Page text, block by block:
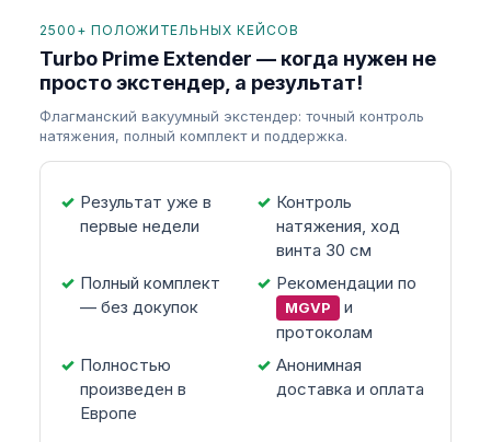
2500+ ПОЛОЖИТЕЛЬНЫХ КЕЙСОВ
Turbo Prime Extender — когда нужен не
просто экстендер, а результат!
Флагманский вакуумный экстендер: точный контроль
натяжения, полный комплект и поддержка.
Результат уже в
первые недели
Контроль
натяжения, ход
винта 30 см
Полный комплект
— без докупок
Рекомендации по
MGVP
и
протоколам
Полностью
произведен в
Европе
Анонимная
доставка и оплата